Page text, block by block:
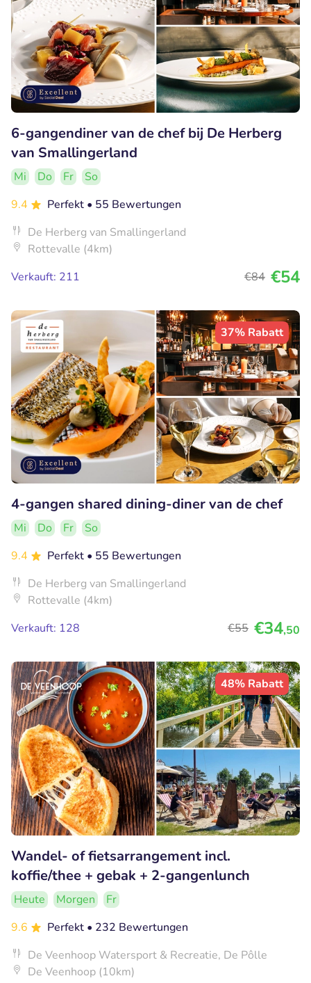
6-gangendiner van de chef bij De Herberg
van Smallingerland
Mi Do Fr
So
9.4
Perfekt • 55 Bewertungen
De Herberg van Smallingerland
Rottevalle (4km)
Verkauft: 211
€84 €54
37% Rabatt
4-gangen shared dining-diner van de chef
Mi Do Fr
So
9.4
Perfekt • 55 Bewertungen
De Herberg van Smallingerland
Rottevalle (4km)
Verkauft: 128
€55 €34,50
48% Rabatt
Wandel- of fietsarrangement incl.
koffie/thee + gebak + 2-gangenlunch
Heute Morgen
Fr
9.6
Perfekt • 232 Bewertungen
De Veenhoop Watersport & Recreatie, De Pôlle
De Veenhoop (10km)